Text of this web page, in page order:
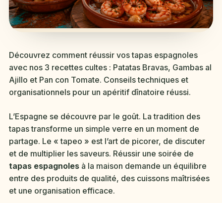
Découvrez comment réussir vos tapas espagnoles
avec nos 3 recettes cultes : Patatas Bravas, Gambas al
Ajillo et Pan con Tomate. Conseils techniques et
organisationnels pour un apéritif dînatoire réussi.
L’Espagne se découvre par le goût. La tradition des
tapas transforme un simple verre en un moment de
partage. Le « tapeo » est l’art de picorer, de discuter
et de multiplier les saveurs. Réussir une soirée de
tapas espagnoles à la maison demande un équilibre
entre des produits de qualité, des cuissons maîtrisées
et une organisation efficace.